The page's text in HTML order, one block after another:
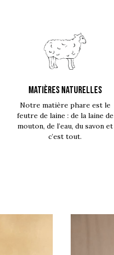
MATIÈRES NATURELLES
Notre matière phare est le
feutre de laine : de la laine de
mouton, de l’eau, du savon et
c’est tout.